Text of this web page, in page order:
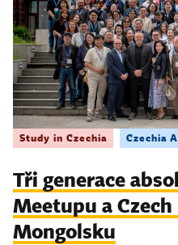
Study in Czechia Czechia
Tři generace
Meetupu a
Mongolsku